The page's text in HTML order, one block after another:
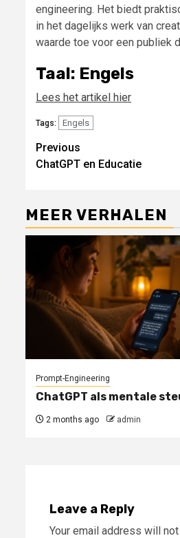
engineering. Het biedt
in het dagelijks werk van
waarde toe voor een publiek
Taal: Engels
Lees het artikel hier
Tags: Engels
Continue
Reading
Previous
ChatGPT en Educatie
MEER VERHALEN
Prompt-Engineering
ChatGPT als mentale
2 months ago admin
Leave a Reply
Your email address will